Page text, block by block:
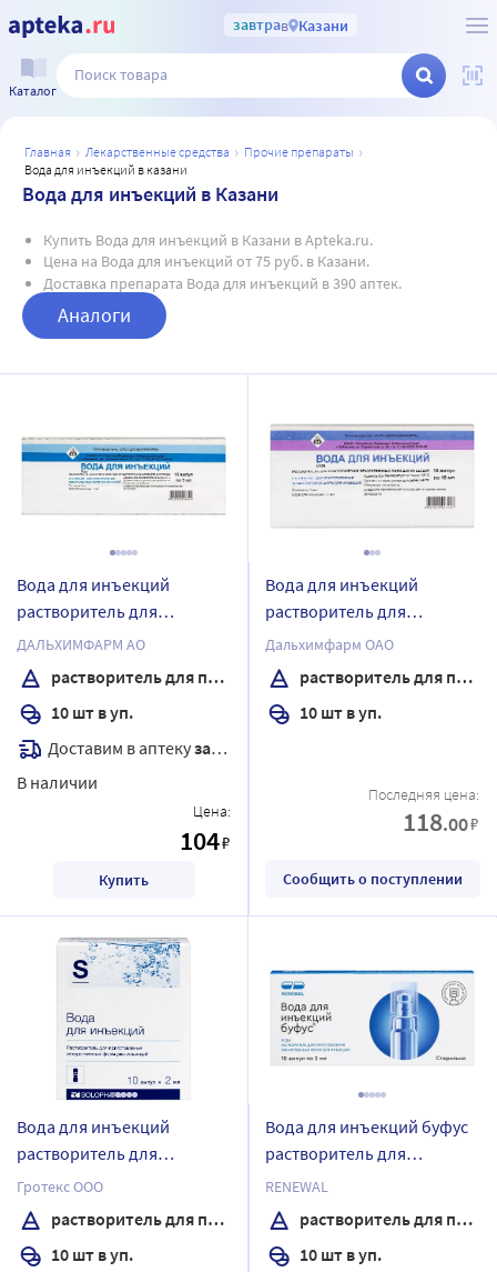
завтрав Казани
Каталог
главная лекарственные средства
прочие препараты
вода для инъекций в казани
Вода для инъекций в Казани
Купить Вода для инъекций в Казани в Apteka.ru.
Цена на Вода для инъекций от 75 руб. в Казани.
Доставка препарата Вода для инъекций в 390 аптек.
Аналоги
Вода для инъекций
растворитель для
приготовления
лекарственных форм для
инъекций 5 мл ампулы 10
шт.
ДАЛЬХИМФАРМ АО
растворитель для приготовления лекарственных форм для инъекций
10 шт в уп.
Доставим в аптекузавтра
В наличии
Цена:
104₽
Купить
Вода для инъекций
растворитель для
приготовления
лекарственных форм для
инъекций 10 мл ампулы 10
шт.
Дальхимфарм ОАО
растворитель для приготовления лекарственных форм для инъекций
10 шт в уп.
Последняя цена:
118.00₽
Сообщить о поступлении
Вода для инъекций
растворитель для
приготовления
лекарственных форм для
инъекций 2 мл ампулы 10
шт.
Гротекс ООО
растворитель для приготовления лекарственных форм для инъекций
10 шт в уп.
Вода для инъекций буфус
растворитель для
приготовления
лекарственных форм для
инъекций 2 мл ампулы 10
шт.
RENEWAL
растворитель для приготовления лекарственных форм для инъекций
10 шт в уп.